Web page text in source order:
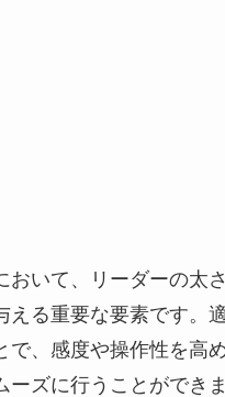
おいて、リーダーの太
える重要な要素です。
で、感度や操作性を高
ーズに行うことができま